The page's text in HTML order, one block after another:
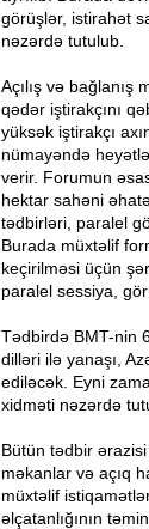
görüşlər, istirahət
nəzərdə tutulub.
Açılış və
qədər iştirakçını
yüksək iştirakçı
nümayəndə
verir. Forumun
hektar sahəni
tədbirləri, paralel
Burada müxtəlif
keçirilməsi üçün
paralel sessiya,
Tədbirdə BMT-nin
dilləri ilə yanaşı,
ediləcək. Eyni
xidməti nəzərdə
Bütün tədbir
məkanlar və açıq
müxtəlif
əlçatanlığının